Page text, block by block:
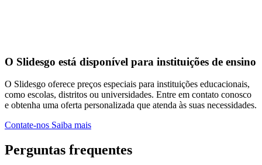
O Slidesgo está disponível para instituições de ensino
O Slidesgo oferece preços especiais para instituições educacionais,
como escolas, distritos ou universidades. Entre em contato conosco
e obtenha uma oferta personalizada que atenda às suas necessidades.
Contate-nos Saiba mais
Perguntas frequentes